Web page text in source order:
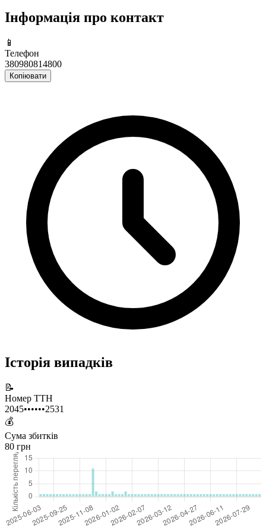
Інформація про контакт
📱
Телефон
380980814800
Копіювати
Історія випадків
📝
Номер ТТН
2045••••••2531
💰
Сума збитків
80 грн